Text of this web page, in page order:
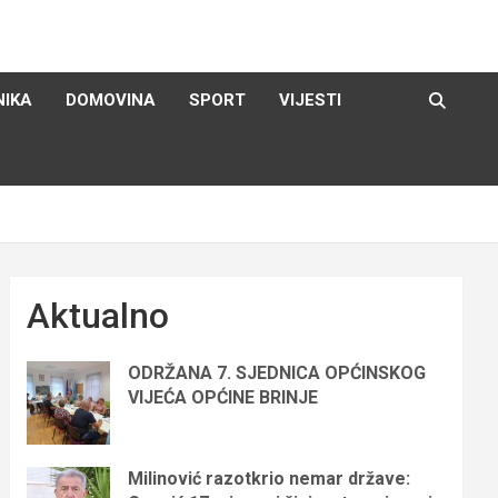
DOMOVINA SPORT VIJESTI
Aktualno
ODRŽANA 7. SJEDNICA OPĆINSKOG
VIJEĆA OPĆINE BRINJE
Milinović razotkrio nemar države: